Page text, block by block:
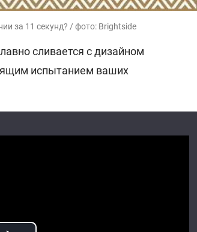
за 11 секунд? / фото: Brightside
сливается с дизайном
испытанием ваших